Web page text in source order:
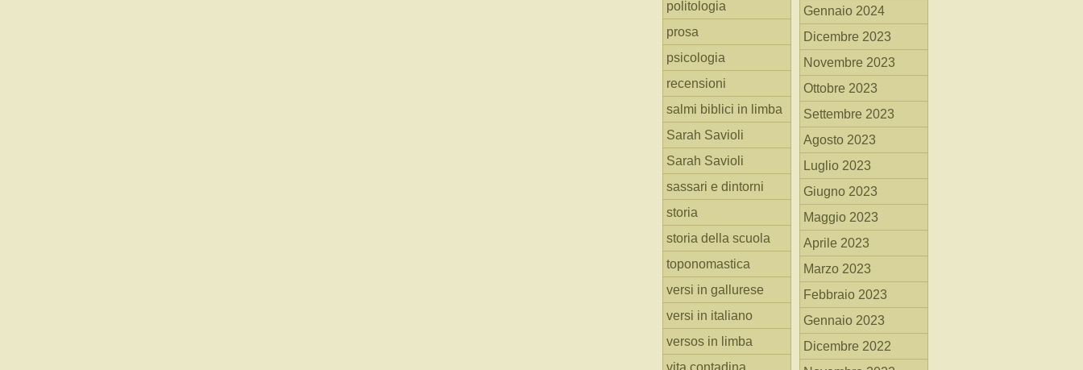
politologia
prosa
psicologia
recensioni
salmi biblici in limba
Sarah Savioli
Sarah Savioli
sassari e dintorni
storia
storia della scuola
toponomastica
versi in gallurese
versi in italiano
versos in limba
vita contadina
Gennaio 2024
Dicembre 2023
Novembre 2023
Ottobre 2023
Settembre 2023
Agosto 2023
Luglio 2023
Giugno 2023
Maggio 2023
Aprile 2023
Marzo 2023
Febbraio 2023
Gennaio 2023
Dicembre 2022